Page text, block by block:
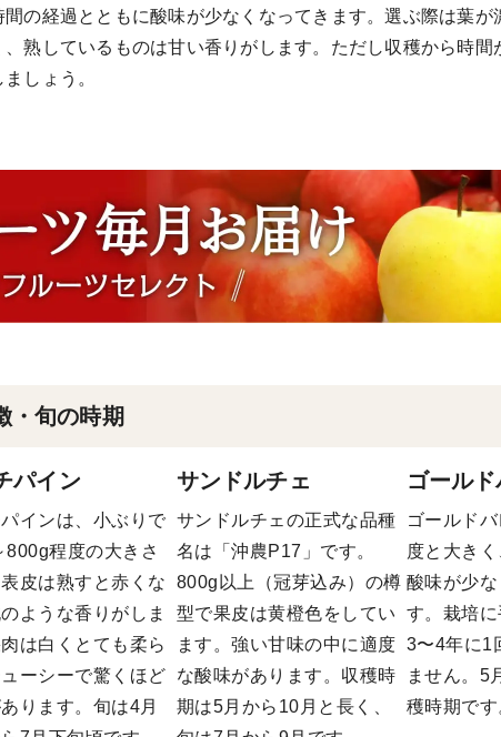
の経過とともに酸味が少なくなってきます。選ぶ際は葉が
熟しているものは甘い香りがします。ただし収穫から時間
しょう。
・旬の時期
パイン
インは、小ぶりで
800g程度の大きさ
皮は熟すと赤くな
ような香りがしま
は白くとても柔ら
ーシーで驚くほど
ります。旬は4月
サンドルチェ
サンドルチェの正式な品種
名は「沖農P17」です。
800g以上（冠芽込み）の樽
型で果皮は黄橙色をしてい
ます。強い甘味の中に適度
な酸味があります。収穫時
期は5月から10月と長く、
ゴール
ゴールド
度と大き
酸味が少
す。栽培に
3〜4年に1
ません。5
穫時期です